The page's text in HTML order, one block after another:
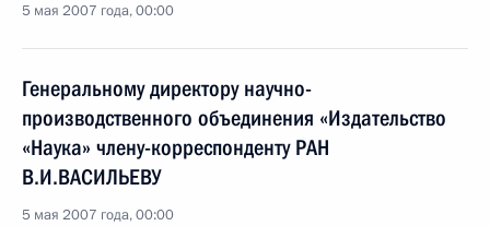
5 мая 2007 года, 00:00
Генеральному директору научно-
производственного объединения «Издательство
«Наука» члену-корреспонденту РАН
В.И.ВАСИЛЬЕВУ
5 мая 2007 года, 00:00